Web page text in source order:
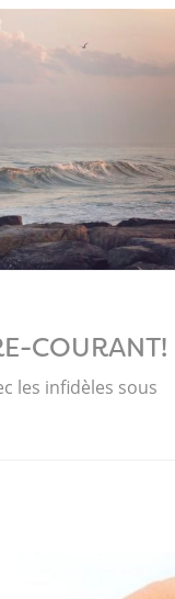
COURANT!
les infidèles sous